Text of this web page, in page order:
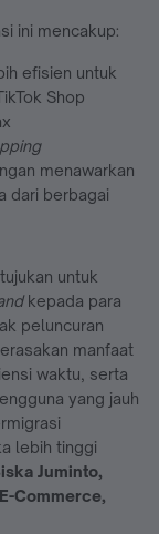
ini mencakup:
efisien untuk
Shop
menawarkan
dari berbagai
untuk
kepada para
peluncuran
manfaat
waktu, serta
yang jauh
lebih tinggi
Juminto,
Commerce,